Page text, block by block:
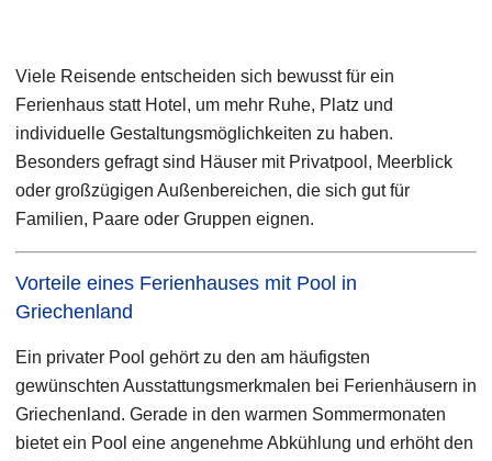
Viele Reisende entscheiden sich bewusst für ein
Ferienhaus statt Hotel, um mehr Ruhe, Platz und
individuelle Gestaltungsmöglichkeiten zu haben.
Besonders gefragt sind Häuser mit Privatpool, Meerblick
oder großzügigen Außenbereichen, die sich gut für
Familien, Paare oder Gruppen eignen.
Vorteile eines Ferienhauses mit Pool in
Griechenland
Ein privater Pool gehört zu den am häufigsten
gewünschten Ausstattungsmerkmalen bei Ferienhäusern in
Griechenland. Gerade in den warmen Sommermonaten
bietet ein Pool eine angenehme Abkühlung und erhöht den